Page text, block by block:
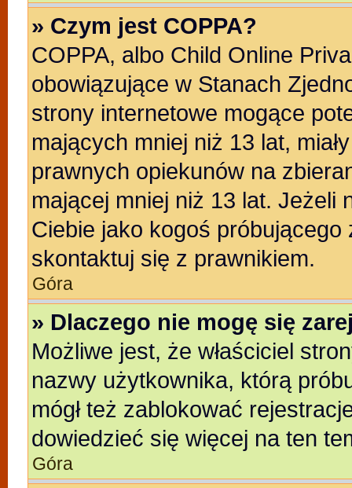
» Czym jest COPPA?
COPPA, albo Child Online
obowiązujące w Stanach
strony internetowe mogące
mających mniej niż 13 lat,
prawnych opiekunów na
mającej mniej niż 13 lat. Jeżeli
Ciebie jako kogoś
skontaktuj się z prawnikiem.
Góra
» Dlaczego nie mogę się
Możliwe jest, że właściciel
nazwy użytkownika, którą
mógł też zablokować
dowiedzieć się więcej na ten
Góra